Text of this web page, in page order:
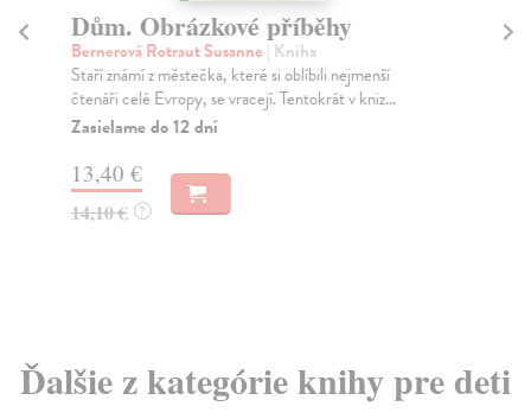
Dům. Obrázkové příběhy
Bernerová Rotraut Susanne | Kniha
Staří známí z městečka, které si oblíbili nejmenší
čtenáři celé Evropy, se vracejí. Tentokrát v kniz...
Zasielame do 12 dní
13,40 €
14,10 € ?
Ďalšie z kategórie knihy pre deti